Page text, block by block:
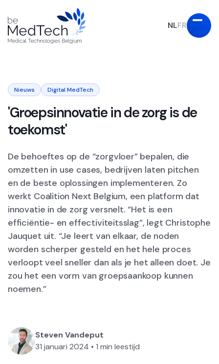
NLFR
Nieuws Digital MedTech
'Groepsinnovatie in de zorg is de
toekomst'
De behoeftes op de “zorgvloer” bepalen, die
omzetten in use cases, bedrijven laten pitchen
en de beste oplossingen implementeren. Zo
werkt Coalition Next Belgium, een platform dat
innovatie in de zorg versnelt. “Het is een
efficiëntie- en effectiviteitsslag”, legt Christophe
Jauquet uit. “Je leert van elkaar, de noden
worden scherper gesteld en het hele proces
verloopt veel sneller dan als je het alleen doet. Je
zou het een vorm van groepsaankoop kunnen
noemen.”
Steven Vandeput
31 januari 2024 • 1 min leestijd